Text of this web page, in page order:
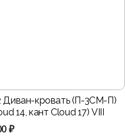
Диван-кровать (П-3СМ-П)
14, кант Cloud 17) VIII
₽